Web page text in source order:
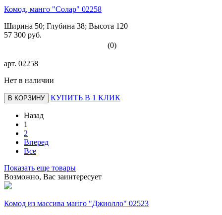
Комод, манго "Солар" 02258
Ширина 50; Глубина 38; Высота 120
57 300 руб.
(0)
арт. 02258
Нет в наличии
В КОРЗИНУ КУПИТЬ В 1 КЛИК
Назад
1
2
Вперед
Все
Показать еще товары
Возможно, Вас заинтересует
Комод из массива манго "Джиолло" 02523